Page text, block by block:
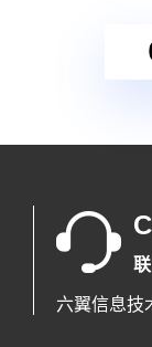
六翼信息技